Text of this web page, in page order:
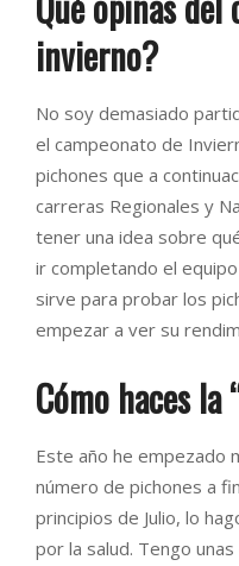
invierno?
No soy demasiado
el campeonato de
pichones que a
carreras Regionales y
tener una idea sobre
ir completando el
sirve para probar los
empezar a ver su
Cómo haces la
Este año he empezado
número de pichones a
principios de Julio, lo
por la salud. Tengo